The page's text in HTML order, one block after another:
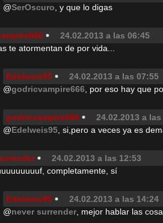
@SerOscuro , y que lo digas
24.02.2013 a las 06:45
te atormentan de por vida...
Edelweis95 24.02.2013 a las 07:55
@godricvampire666 , por eso hay que
godricvampire666 24.02.2013 a las
@Edelweis95 , si,pero a veces ya es
24.02.2013 a las 12:53
completamente, sí
Edelweis95 24.02.2013 a las 14:24
@never surrender , mejor hablar las